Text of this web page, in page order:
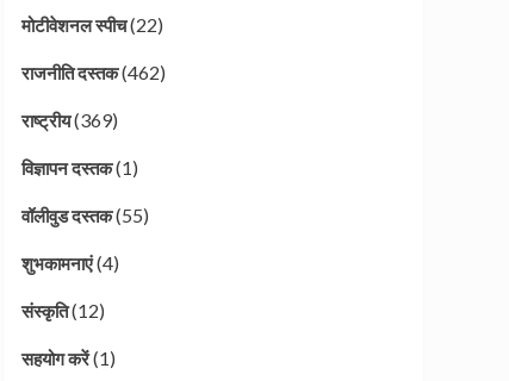
मोटीवेशनल स्पीच(22)
राजनीति दस्तक(462)
राष्ट्रीय(369)
विज्ञापन दस्तक(1)
वॉलीवुड दस्तक(55)
शुभकामनाएं(4)
संस्कृति(12)
सहयोग करें(1)